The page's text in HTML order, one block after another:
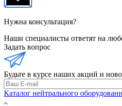
Нужна консультация?
Наши специалисты ответят на
Задать вопрос
Будьте в курсе наших акций и
Каталог нейтрального